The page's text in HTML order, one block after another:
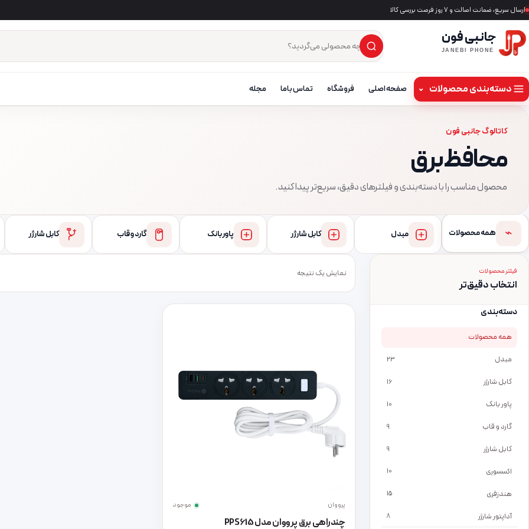
ارسال سریع، ضمانت اصالت و ۷ روز فرصت بررسی کالا
جانبی فون
JANEBI PHONE جست‌وجوی محصول
×
دسته‌بندی محصولات ⌄ صفحه اصلی فروشگاه تماس باما مجله
کاتالوگ جانبی فون
محافظ برق
محصول مناسب را با دسته‌بندی و فیلترهای دقیق، سریع‌تر پیدا کنید.
⌁ همه محصولات مبدل کابل شارژر پاور بانک گارد و قاب کابل شارژر
فیلتر محصولات
انتخاب دقیق‌تر
دسته‌بندی
همه محصولات
مبدل 23
کابل شارژر 16
پاور بانک 10
گارد و قاب 9
کابل شارژر 9
اکسسوری 10
هندزفری 15
آداپتور شارژر 8
نمایش یک نتیجه
پرووان موجود
چندراهی برق پرووان مدل PPS615